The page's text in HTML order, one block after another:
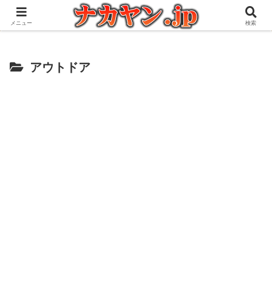
アウトドアとガジェット好きな管理人の愉快な日々を綴るブログ
アウトドア
メニュー 検索